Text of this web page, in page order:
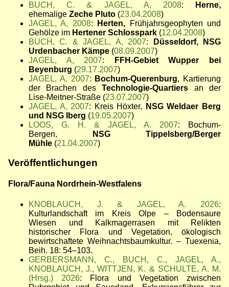
BUCH, C. & JAGEL, A, 2008:
Herne,
ehemalige Zeche Pluto (23.04.2008)
JAGEL, A, 2008: Herten,
Frühjahrsgeophyten und
Gehölze im Hertener Schlosspark (12.04.2008)
BUCH, C. & JAGEL, A, 2007:
Düsseldorf, NSG
Urdenbacher Kämpe (08.09.2007)
JAGEL, A, 2007:
FFH-Gebiet Wupper bei
Beyenburg (29.17.2007)
JAGEL, A, 2007: Bochum-Querenburg, Kartierung
der Brachen desTechnologie-Quartiers an der
Lise-Meitner-Straße (23.07.2007)
JAGEL, A, 2007: Kreis Höxter,
NSG Weldaer Berg
und NSG Iberg (19.05.2007)
LOOS, G. H. & JAGEL, A. 2007: Bochum-
Bergen,
NSG Tippelsberg/Berger
Mühle (21.04.2007)
Veröffentlichungen
Flora/Fauna Nordrhein-Westfalens
KNOBLAUCH, J. & JAGEL, A. 2026:
Kulturlandschaft im Kreis Olpe – Bodensaure
Wiesen und Kalkmagerrasen mit Relikten
historischer Flora und Vegetation, ökologisch
bewirtschaftete Weihnachtsbaumkultur. – Tuexenia,
Beih. 18: 54–103.
GERBERSMANN, C., BUCH, C., JAGEL, A.,
KNOBLAUCH, J., WITTJEN, K. & SCHULTE, A. M.
(Hrsg.) 2026: Flora und Vegetation zwischen